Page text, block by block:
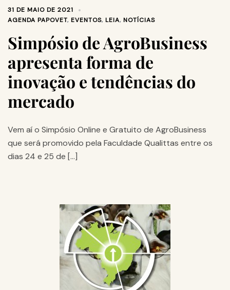
31 DE MAIO DE 2021
AGENDA PAPOVET, EVENTOS, LEIA, NOTÍCIAS
Simpósio de AgroBusiness
apresenta forma de
inovação e tendências do
mercado
Vem aí o Simpósio Online e Gratuito de AgroBusiness
que será promovido pela Faculdade Qualittas entre os
dias 24 e 25 de […]